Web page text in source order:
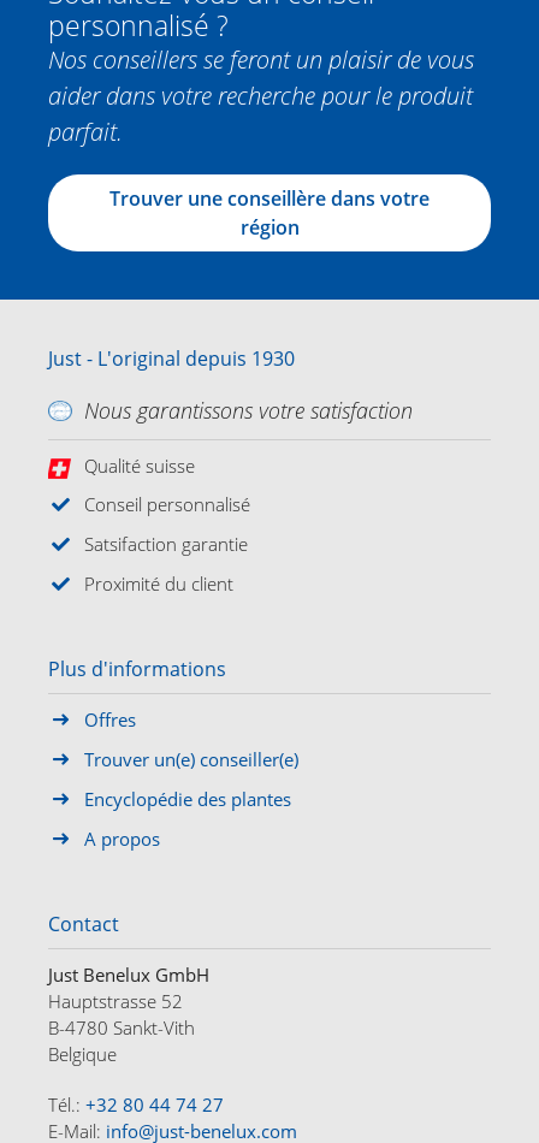
personnalisé ?
Nos conseillers se feront un plaisir de vous
aider dans votre recherche pour le produit
parfait.
Trouver une conseillère dans votre
région
Just - L'original depuis 1930
Nous garantissons votre satisfaction
Qualité suisse
Conseil personnalisé
Satsifaction garantie
Proximité du client
Plus d'informations
Offres
Trouver un(e) conseiller(e)
Encyclopédie des plantes
A propos
Contact
Just Benelux GmbH
Hauptstrasse 52
B-4780 Sankt-Vith
Belgique
Tél.: +32 80 44 74 27
E-Mail: info@just-benelux.com